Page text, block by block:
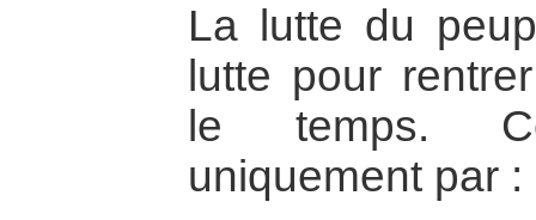
La lutte du
lutte pour
le temps.
uniquement par :